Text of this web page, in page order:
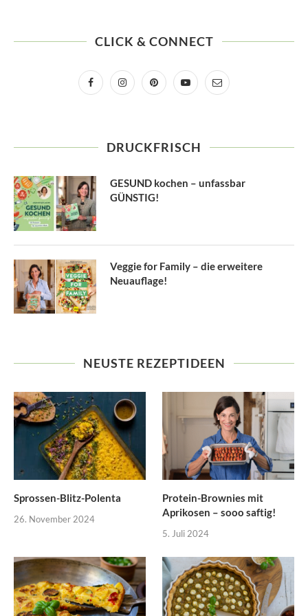
CLICK & CONNECT
DRUCKFRISCH
GESUND kochen – unfassbar
GÜNSTIG!
Veggie for Family – die erweitere
Neuauflage!
NEUSTE REZEPTIDEEN
Sprossen-Blitz-Polenta
26. November 2024
Protein-Brownies mit
Aprikosen – sooo saftig!
5. Juli 2024